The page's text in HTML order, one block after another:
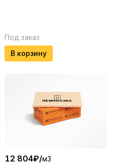
Под заказ
В корзину
12 804₽/м3